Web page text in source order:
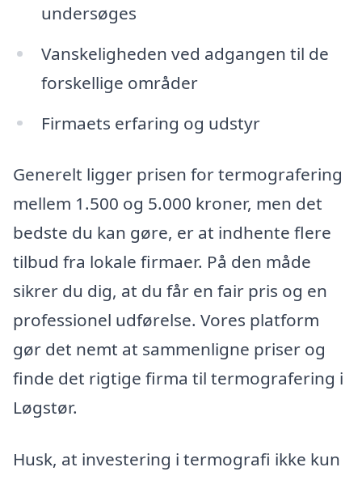
undersøges
Vanskeligheden ved adgangen til de
forskellige områder
Firmaets erfaring og udstyr
Generelt ligger prisen for termografering
mellem 1.500 og 5.000 kroner, men det
bedste du kan gøre, er at indhente flere
tilbud fra lokale firmaer. På den måde
sikrer du dig, at du får en fair pris og en
professionel udførelse. Vores platform
gør det nemt at sammenligne priser og
finde det rigtige firma til termografering i
Løgstør.
Husk, at investering i termografi ikke kun